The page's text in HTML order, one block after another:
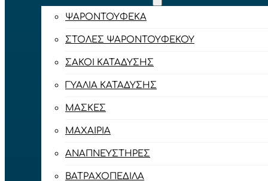
ΨΑΡΟΝΤΟΎΦΕΚΑ
ΣΤΟΛΈΣ ΨΑΡΟΝΤΟΎΦΕΚΟΥ
ΣΆΚΟΙ ΚΑΤΆΔΥΣΗΣ
ΓΥΑΛΙΆ ΚΑΤΆΔΥΣΗΣ
ΜΆΣΚΕΣ
ΜΑΧΑΊΡΙΑ
ΑΝΑΠΝΕΥΣΤΉΡΕΣ
ΒΑΤΡΑΧΟΠΈΔΙΛΑ